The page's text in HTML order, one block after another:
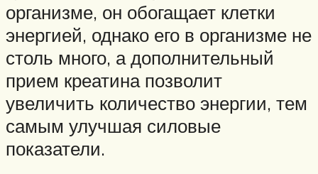
организме, он обогащает клетки
энергией, однако его в организме не
столь много, а дополнительный
прием креатина позволит
увеличить количество энергии, тем
самым улучшая силовые
показатели.